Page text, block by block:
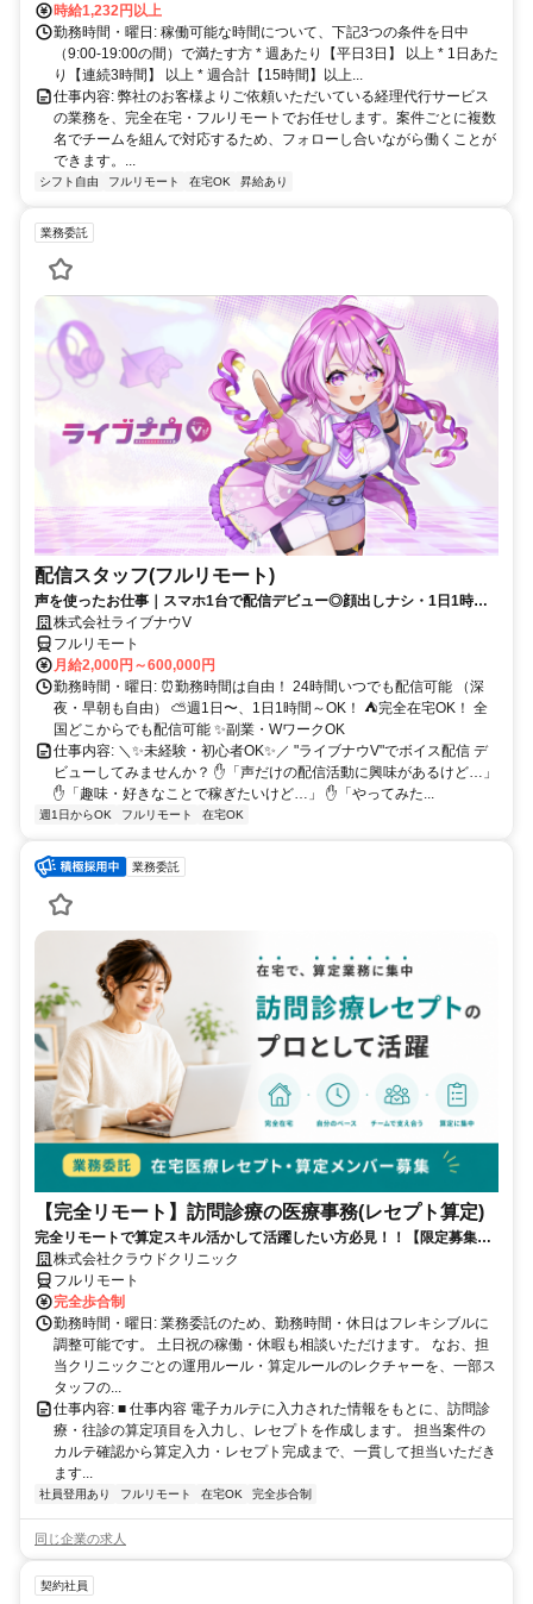
時給1,232円以上
勤務時間・曜日: 稼働可能な時間について、下記3つの条件を日中
（9:00-19:00の間）で満たす方 * 週あたり【平日3日】 以上 * 1日あた
り【連続3時間】 以上 * 週合計【15時間】以上...
仕事内容: 弊社のお客様よりご依頼いただいている経理代行サービス
の業務を、完全在宅・フルリモートでお任せします。案件ごとに複数
名でチームを組んで対応するため、フォローし合いながら働くことが
できます。...
シフト自由 フルリモート 在宅OK 昇給あり
業務委託
配信スタッフ(フルリモート)
声を使ったお仕事｜スマホ1台で配信デビュー◎顔出しナシ・1日1時間
～OK♪
株式会社ライブナウV
フルリモート
月給2,000円～600,000円
勤務時間・曜日: ⏰勤務時間は自由！ 24時間いつでも配信可能 （深
夜・早朝も自由） ⛅週1日〜、1日1時間～OK！ ⛺完全在宅OK！ 全
国どこからでも配信可能 ✨副業・WワークOK
仕事内容: ＼✨未経験・初心者OK✨／ "ライブナウV"でボイス配信 デ
ビューしてみませんか？ ✋「声だけの配信活動に興味があるけど…」
✋「趣味・好きなことで稼ぎたいけど…」 ✋「やってみた...
週1日からOK フルリモート 在宅OK
業務委託
【完全リモート】訪問診療の医療事務(レセプト算定)
完全リモートで算定スキル活かして活躍したい方必見！！【限定募集】
完全リモート｜在宅医療レセプト算定（成果報酬型／業務委託）
株式会社クラウドクリニック
フルリモート
完全歩合制
勤務時間・曜日: 業務委託のため、勤務時間・休日はフレキシブルに
調整可能です。 土日祝の稼働・休暇も相談いただけます。 なお、担
当クリニックごとの運用ルール・算定ルールのレクチャーを、一部ス
タッフの...
仕事内容: ■ 仕事内容 電子カルテに入力された情報をもとに、訪問診
療・往診の算定項目を入力し、レセプトを作成します。 担当案件の
カルテ確認から算定入力・レセプト完成まで、一貫して担当いただき
ます...
社員登用あり フルリモート 在宅OK 完全歩合制
同じ企業の求人
契約社員